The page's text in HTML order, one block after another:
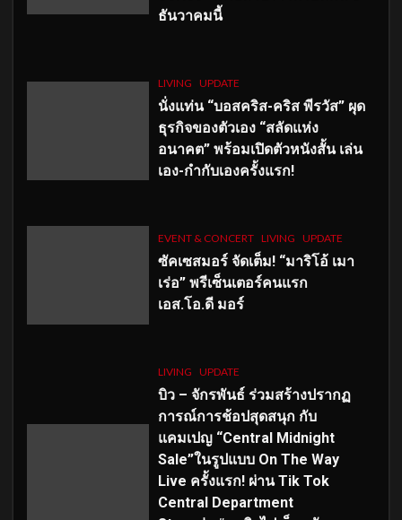
ธันวาคมนี้
LIVING UPDATE
นั่งแท่น “บอสคริส-คริส พีรวัส” ผุด
ธุรกิจของตัวเอง “สลัดแห่ง
อนาคต” พร้อมเปิดตัวหนังสั้น เล่น
เอง-กำกับเองครั้งแรก!
EVENT & CONCERT LIVING UPDATE
ซัคเซสมอร์ จัดเต็ม! “มาริโอ้ เมา
เร่อ” พรีเซ็นเตอร์คนแรก
เอส.โอ.ดี มอร์
LIVING UPDATE
บิว – จักรพันธ์ ร่วมสร้างปรากฏ
การณ์การช้อปสุดสนุก กับ
แคมเปญ “Central Midnight
Sale”ในรูปแบบ On The Way
Live ครั้งแรก! ผ่าน Tik Tok
Central Department